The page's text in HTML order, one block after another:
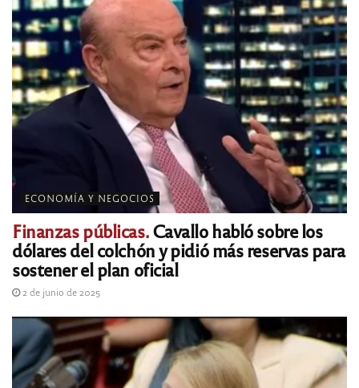
ECONOMÍA Y NEGOCIOS
Finanzas públicas.Cavallo habló sobre los
dólares del colchón y pidió más reservas para
sostener el plan oficial
2 de junio de 2025